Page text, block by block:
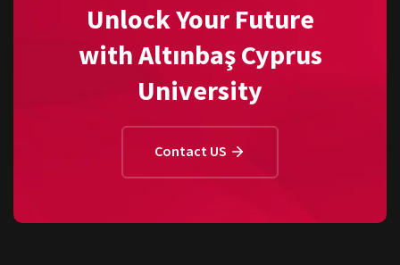
Unlock Your Future
with Altınbaş Cyprus
University
Contact US